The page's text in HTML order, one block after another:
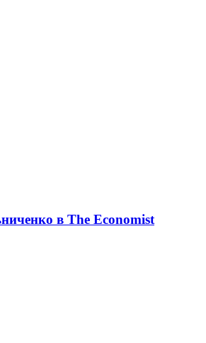
в The Economist